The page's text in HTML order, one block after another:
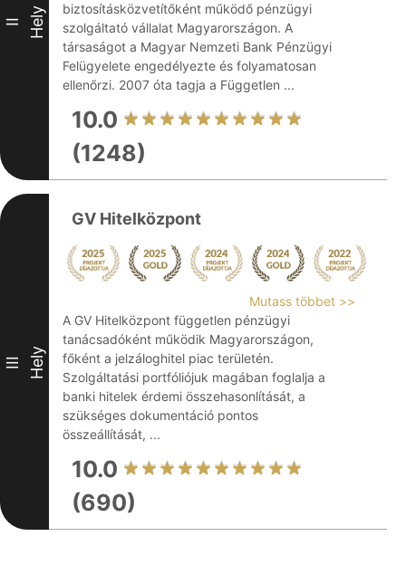
II Hely
biztosításközvetítőként működő pénzügyi
szolgáltató vállalat Magyarországon. A
társaságot a Magyar Nemzeti Bank Pénzügyi
Felügyelete engedélyezte és folyamatosan
ellenőrzi. 2007 óta tagja a Független ...
10.0
(1248)
III Hely
GV Hitelközpont
Mutass többet >>
A GV Hitelközpont független pénzügyi
tanácsadóként működik Magyarországon,
főként a jelzáloghitel piac területén.
Szolgáltatási portfóliójuk magában foglalja a
banki hitelek érdemi összehasonlítását, a
szükséges dokumentáció pontos
összeállítását, ...
10.0
(690)